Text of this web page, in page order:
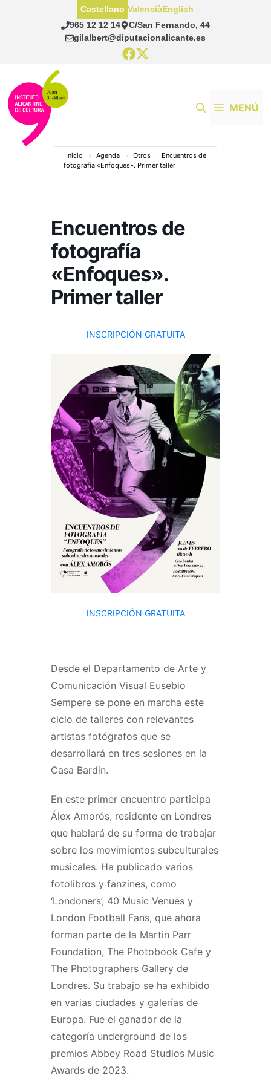
965 12 12 14
C/San Fernando, 44
gilalbert@diputacionalicante.es
Castellano ValenciàEnglish
MENÚ
Inicio Agenda Otros
Encuentros de
fotografía «Enfoques». Primer taller
Encuentros de
fotografía
«Enfoques».
Primer taller
INSCRIPCIÓN GRATUITA
INSCRIPCIÓN GRATUITA
Desde el Departamento de Arte y
Comunicación Visual Eusebio
Sempere se pone en marcha este
ciclo de talleres con relevantes
artistas fotógrafos que se
desarrollará en tres sesiones en la
Casa Bardin.
En este primer encuentro participa
Álex Amorós, residente en Londres
que hablará de su forma de trabajar
sobre los movimientos subculturales
musicales. Ha publicado varios
fotolibros y fanzines, como
‘Londoners’, 40 Music Venues y
London Football Fans, que ahora
forman parte de la Martin Parr
Foundation, The Photobook Cafe y
The Photographers Gallery de
Londres. Su trabajo se ha exhibido
en varias ciudades y galerías de
Europa. Fue el ganador de la
categoría underground de los
premios Abbey Road Studios Music
Awards de 2023.